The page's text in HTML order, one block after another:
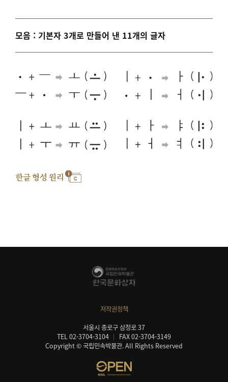
모음 : 기본자 3개로 만들어 낸 11개의 글자
한글 형성 원리
저작권정책
서울시 종로구 삼청로 37
TEL 02-3704-3104
FAX 02-3704-3149
Copyright © 국립민속박물관. All Rights Reserved